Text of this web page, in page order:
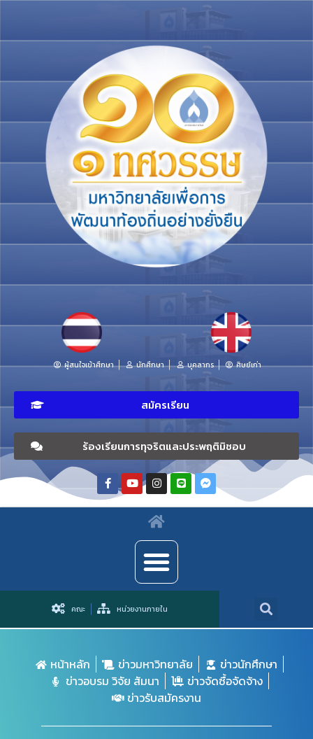
ผู้สนใจเข้าศึกษา นักศึกษา บุคลากร ศิษย์เก่า
สมัครเรียน
ร้องเรียนการทุจริตและประพฤติมิชอบ
คณะ หน่วยงานภายใน
หน้าหลัก ข่าวมหาวิทยาลัย
ข่าวนักศึกษา
ข่าวอบรม วิจัย สัมนา
ข่าวจัดซื้อจัดจ้าง
ข่าวรับสมัครงาน